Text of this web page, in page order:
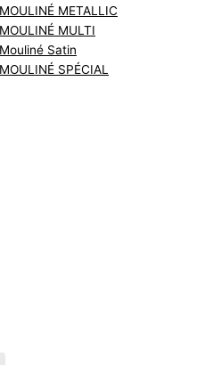
MOULINÉ METALLIC
MOULINÉ MULTI
Mouliné Satin
MOULINÉ SPÉCIAL